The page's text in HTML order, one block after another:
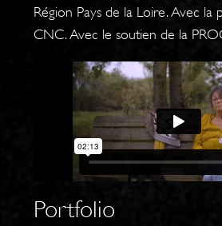
Région Pays de la Loire. Avec la
CNC. Avec le soutien de la
Portfolio